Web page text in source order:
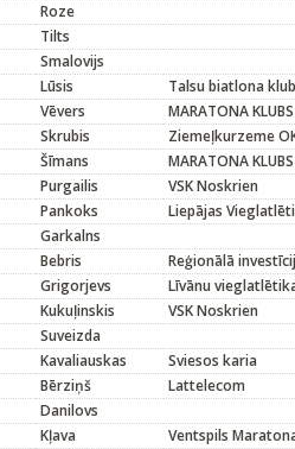
Roze
Tilts
Smalovijs
Lūsis
Talsu biatlona
Vēvers
MARATONA KLUBS
Skrubis
Ziemeļkurzeme
Šīmans
MARATONA KLUBS
Purgailis
VSK Noskrien
Pankoks
Liepājas
Garkalns
Bebris
Reģionālā
Grigorjevs
Līvānu
Kukuļinskis
VSK Noskrien
Suveizda
Kavaliauskas
Sviesos karia
Bērziņš
Lattelecom
Danilovs
Kļava
Ventspils